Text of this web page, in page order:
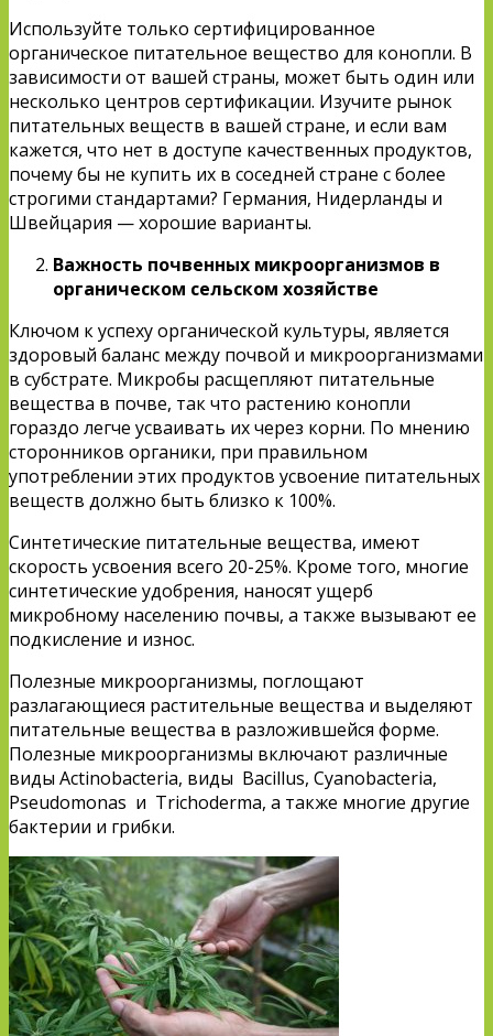
Используйте только сертифицированное
органическое питательное вещество для конопли. В
зависимости от вашей страны, может быть один или
несколько центров сертификации. Изучите рынок
питательных веществ в вашей стране, и если вам
кажется, что нет в доступе качественных продуктов,
почему бы не купить их в соседней стране с более
строгими стандартами? Германия, Нидерланды и
Швейцария — хорошие варианты.
Важность почвенных микроорганизмов в
органическом сельском хозяйстве
Ключом к успеху органической культуры, является
здоровый баланс между почвой и микроорганизмами
в субстрате. Микробы расщепляют питательные
вещества в почве, так что растению конопли
гораздо легче усваивать их через корни. По мнению
сторонников органики, при правильном
употреблении этих продуктов усвоение питательных
веществ должно быть близко к 100%.
Синтетические питательные вещества, имеют
скорость усвоения всего 20-25%. Кроме того, многие
синтетические удобрения, наносят ущерб
микробному населению почвы, а также вызывают ее
подкисление и износ.
Полезные микроорганизмы, поглощают
разлагающиеся растительные вещества и выделяют
питательные вещества в разложившейся форме.
Полезные микроорганизмы включают различные
виды Actinobacteria, виды Bacillus, Cyanobacteria,
Pseudomonas и Trichoderma, а также многие другие
бактерии и грибки.